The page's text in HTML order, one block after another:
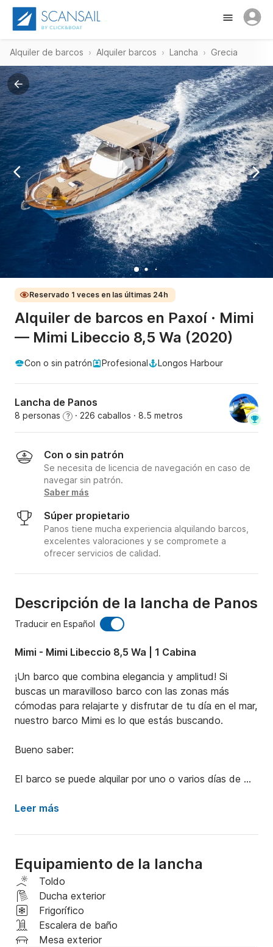
Alquiler de barcos Alquiler barcos Lancha Grecia
Reservado 1 veces en las últimas 24h
Alquiler de barcos en Paxoí · Mimi
— Mimi Libeccio 8,5 Wa (2020)
Con o sin patrón Profesional Longos Harbour
Lancha de Panos
8 personas ? · 226 caballos · 8.5 metros
Con o sin patrón
Se necesita de licencia de navegación en caso de
navegar sin patrón.
Saber más
Súper propietario
Panos tiene mucha experiencia alquilando barcos,
excelentes valoraciones y se compromete a
ofrecer servicios de calidad.
Descripción de la lancha de Panos
Traducir en Español
Mimi - Mimi Libeccio 8,5 Wa | 1 Cabina
¡Un barco que combina elegancia y amplitud! Si
buscas un maravilloso barco con las zonas más
cómodas para relajarte y disfrutar de tu día en el mar,
nuestro barco Mimi es lo que estás buscando.
Bueno saber:
El barco se puede alquilar por uno o varios días de
Podrás realizar tu horario con tu capitán
día.
peligrosa debido a condiciones como mal tiempo o
problemas técnicos, entonces el capitán tiene la
entera discreción de retrasar, posponer o cancelar la
salida del crucero o incluso hacer ajustes al itinerario
para razones de seguridad.
Leer más
Equipamiento de la lancha
Toldo
Ducha exterior
Frigorífico
Escalera de baño
Mesa exterior